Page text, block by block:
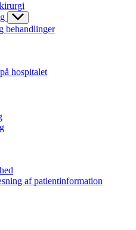
behandlinger
hospitalet
af patientinformation